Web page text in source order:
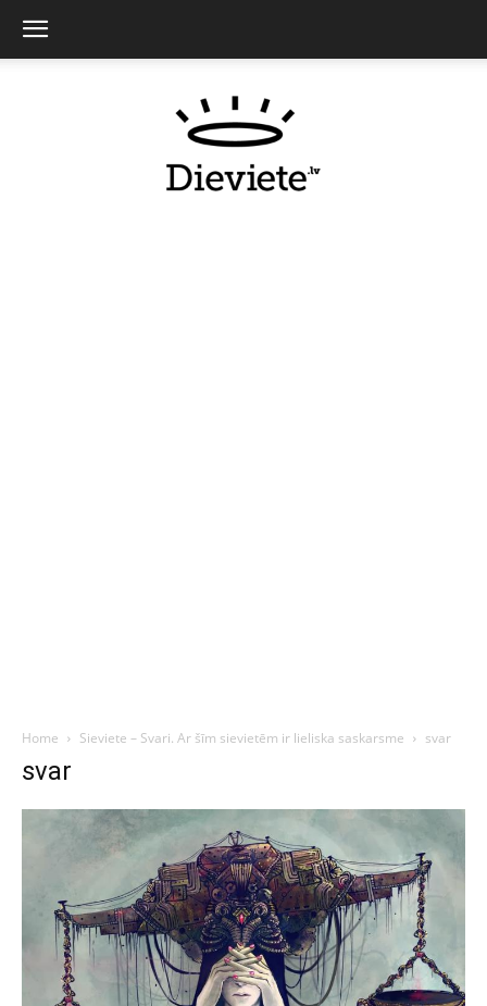
Home Sieviete – Svari. Ar šīm sievietēm ir lieliska saskarsme svar
svar